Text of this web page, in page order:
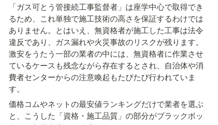
「ガス可とう管接続工事監督者」は座学中心で取得でき
るため、これ単独で施工技術の高さを保証するわけでは
ありません。とはいえ、無資格者が施工した工事は法令
違反であり、ガス漏れや火災事故のリスクが残ります。
激安をうたう一部の業者の中には、無資格者に作業させ
ているケースも残念ながら存在するとされ、自治体や消
費者センターからの注意喚起もたびたび行われていま
す。
価格コムやネットの最安値ランキングだけで業者を選ぶ
と、こうした「資格・施工品質」の部分がブラックボッ